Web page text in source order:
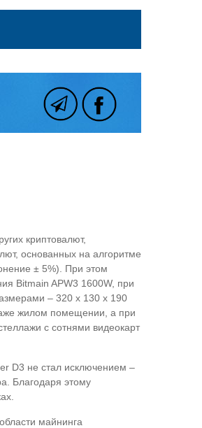
криптовалют,
основанных на алгоритме
± 5%). При этом
Bitmain APW3 1600W, при
– 320 х 130 х 190
жилом помещении, а при
с сотнями видеокарт
D3 не стал исключением –
Благодаря этому
майнинга